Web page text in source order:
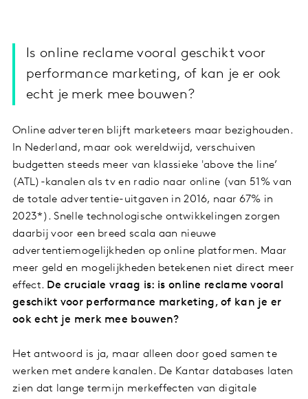
Is online reclame vooral geschikt voor
performance marketing, of kan je er ook
echt je merk mee bouwen?
Online adverteren blijft marketeers maar bezighouden.
In Nederland, maar ook wereldwijd, verschuiven
budgetten steeds meer van klassieke 'above the line’
(ATL)-kanalen als tv en radio naar online (van 51% van
de totale advertentie-uitgaven in 2016, naar 67% in
2023*). Snelle technologische ontwikkelingen zorgen
daarbij voor een breed scala aan nieuwe
advertentiemogelijkheden op online platformen. Maar
meer geld en mogelijkheden betekenen niet direct meer
effect. De cruciale vraag is: is online reclame vooral
geschikt voor performance marketing, of kan je er
ook echt je merk mee bouwen?
Het antwoord is ja, maar alleen door goed samen te
werken met andere kanalen. De Kantar databases laten
zien dat lange termijn merkeffecten van digitale